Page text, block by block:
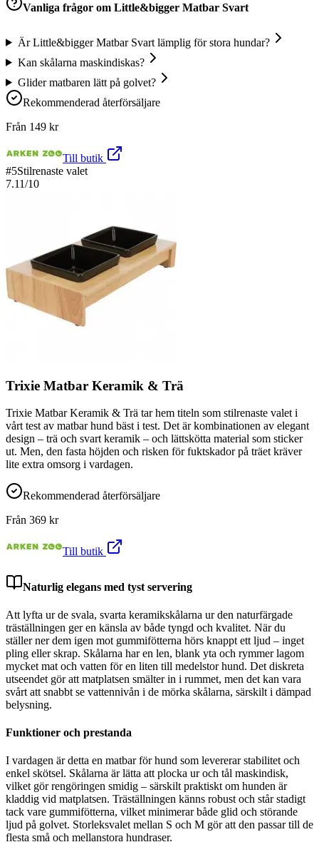
Vanliga frågor om Little&bigger Matbar Svart
Är Little&bigger Matbar Svart lämplig för stora hundar?
Kan skålarna maskindiskas?
Glider matbaren lätt på golvet?
Rekommenderad återförsäljare
Från 149 kr
Till butik
#5Stilrenaste valet
7.11/10
Trixie Matbar Keramik & Trä
Trixie Matbar Keramik & Trä tar hem titeln som stilrenaste valet i
vårt test av matbar hund bäst i test. Det är kombinationen av elegant
design – trä och svart keramik – och lättskötta material som sticker
ut. Men, den fasta höjden och risken för fuktskador på träet kräver
lite extra omsorg i vardagen.
Rekommenderad återförsäljare
Från 369 kr
Till butik
Naturlig elegans med tyst servering
Att lyfta ur de svala, svarta keramikskålarna ur den naturfärgade
träställningen ger en känsla av både tyngd och kvalitet. När du
ställer ner dem igen mot gummifötterna hörs knappt ett ljud – inget
pling eller skrap. Skålarna har en len, blank yta och rymmer lagom
mycket mat och vatten för en liten till medelstor hund. Det diskreta
utseendet gör att matplatsen smälter in i rummet, men det kan vara
svårt att snabbt se vattennivån i de mörka skålarna, särskilt i dämpad
belysning.
Funktioner och prestanda
I vardagen är detta en matbar för hund som levererar stabilitet och
enkel skötsel. Skålarna är lätta att plocka ur och tål maskindisk,
vilket gör rengöringen smidig – särskilt praktiskt om hunden är
kladdig vid matplatsen. Träställningen känns robust och står stadigt
tack vare gummifötterna, vilket minimerar både glid och störande
ljud på golvet. Storleksvalet mellan S och M gör att den passar till de
flesta små och mellanstora hundraser.